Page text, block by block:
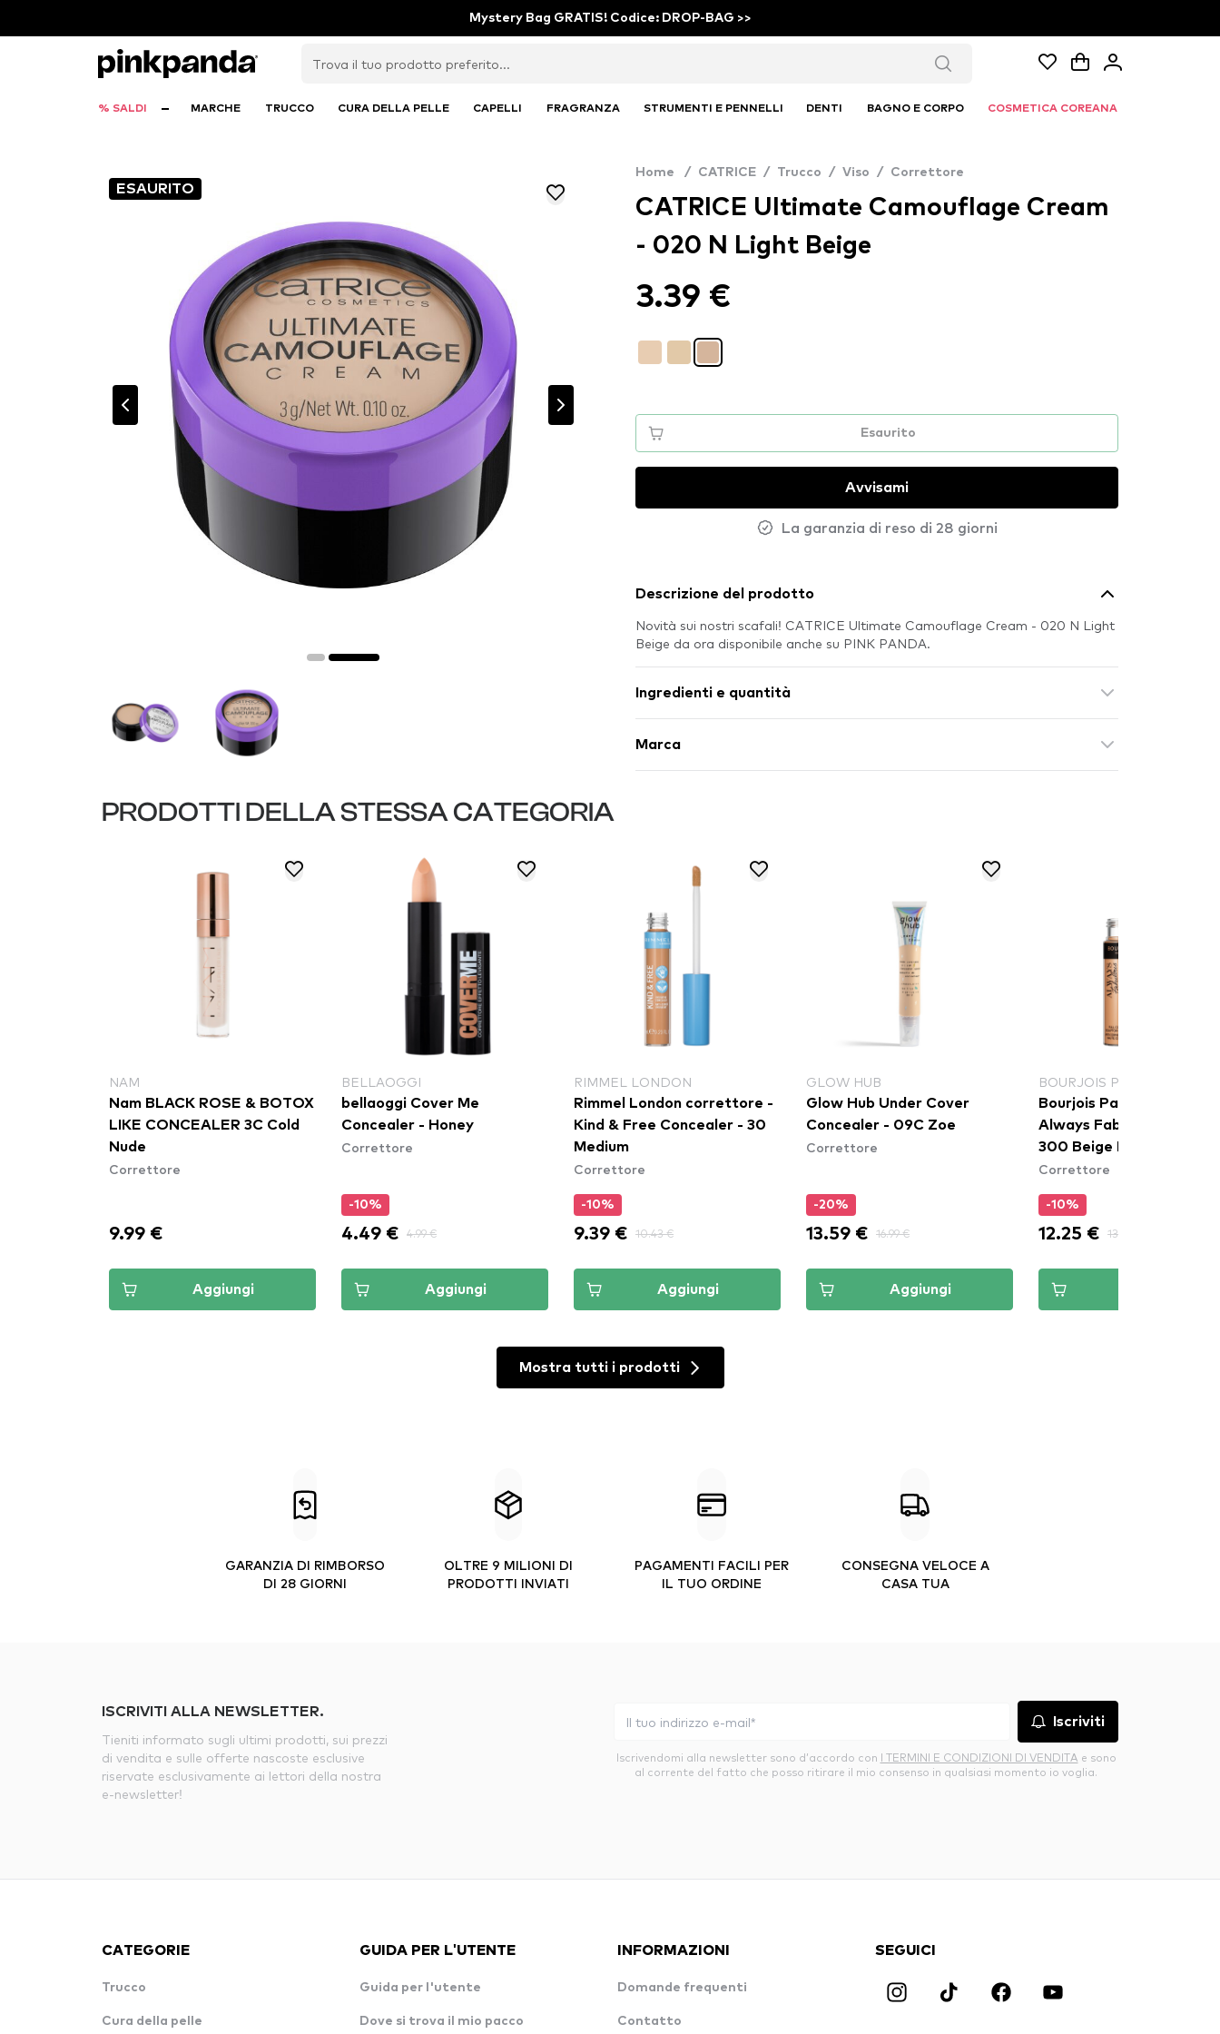
Mystery Bag GRATIS! Codice: DROP-BAG >>
% SALDI MARCHE TRUCCO CURA DELLA PELLE CAPELLI FRAGRANZA STRUMENTI E PENNELLI DENTI BAGNO E CORPO COSMETICA COREANA
ESAURITO
Home / CATRICE / Trucco / Viso / Correttore
CATRICE Ultimate Camouflage Cream
- 020 N Light Beige
3.39 €
Esaurito
Avvisami
La garanzia di reso di 28 giorni
Descrizione del prodotto
Novità sui nostri scafali! CATRICE Ultimate Camouflage Cream - 020 N Light
Beige da ora disponibile anche su PINK PANDA.
Ingredienti e quantità
Marca
PRODOTTI DELLA STESSA CATEGORIA
NAM
Nam BLACK ROSE & BOTOX
LIKE CONCEALER 3C Cold
Nude
Correttore
9.99 €
Aggiungi
BELLAOGGI
bellaoggi Cover Me
Concealer - Honey
Correttore
-10%
4.49 € 4.99 €
Aggiungi
RIMMEL LONDON
Rimmel London correttore -
Kind & Free Concealer - 30
Medium
Correttore
-10%
9.39 € 10.43 €
Aggiungi
GLOW HUB
Glow Hub Under Cover
Concealer - 09C Zoe
Correttore
-20%
13.59 € 16.99 €
Aggiungi
BOURJOIS PARIS
Bourjois Paris correttore
Always Fabulous
300 Beige Rose
Correttore
-10%
12.25 € 13.61 €
Mostra tutti i prodotti
GARANZIA DI RIMBORSO
DI 28 GIORNI
OLTRE 9 MILIONI DI
PRODOTTI INVIATI
PAGAMENTI FACILI PER
IL TUO ORDINE
CONSEGNA VELOCE A
CASA TUA
ISCRIVITI ALLA NEWSLETTER.
Tieniti informato sugli ultimi prodotti, sui prezzi
di vendita e sulle offerte nascoste esclusive
riservate esclusivamente ai lettori della nostra
e-newsletter!
Iscriviti
Iscrivendomi alla newsletter sono d’accordo con I TERMINI E CONDIZIONI DI VENDITA e sono
al corrente del fatto che posso ritirare il mio consenso in qualsiasi momento io voglia.
CATEGORIE
Trucco
Cura della pelle
GUIDA PER L'UTENTE
Guida per l'utente
Dove si trova il mio pacco
INFORMAZIONI
Domande frequenti
Contatto
SEGUICI